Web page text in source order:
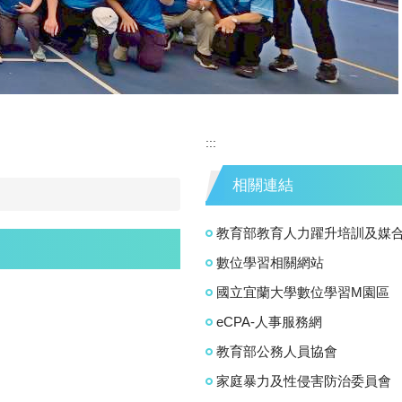
:::
相關連結
教育部教育人力躍升培訓及媒
數位學習相關網站
國立宜蘭大學數位學習M園區
eCPA-人事服務網
教育部公務人員協會
家庭暴力及性侵害防治委員會